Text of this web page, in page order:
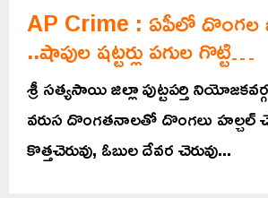
AP Crime : ఏపీలో దొంగల
..షాపుల షట్టర్లు పగుల గొట్టి…
శ్రీ సత్యసాయి జిల్లా పుట్టపర్తి
వరుస దొంగతనాలతో దొంగలు హల్చల్
కొత్తచెరువు, ఓబుల దేవర చెరువు...